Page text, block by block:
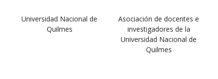
Universidad Nacional de
Quilmes
Asociación de docentes e
investigadores de la
Universidad Nacional de
Quilmes